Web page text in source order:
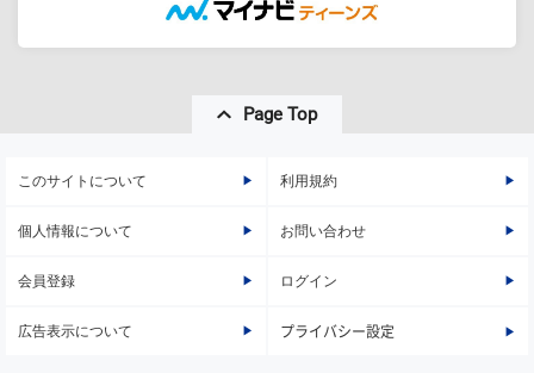
Page Top
このサイトについて 利用規約
個人情報について お問い合わせ
会員登録 ログイン
広告表示について プライバシー設定